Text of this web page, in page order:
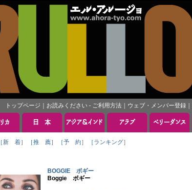
トップページ お読みください - ご利用方法 ウェブ・メンバー登録
［新 着］ ［推 薦］ ［予 約］ ［ランキング］
BOGGIE ボギー
Boggie ボギー